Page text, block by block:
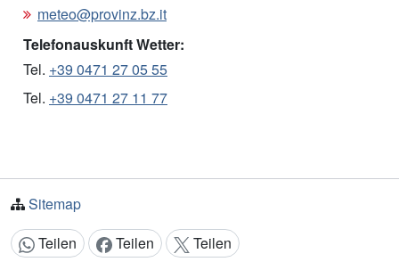
meteo@provinz.bz.it
Telefonauskunft Wetter:
Tel. +39 0471 27 05 55
Tel. +39 0471 27 11 77
Sitemap
Inhalt teilen:
Teilen Teilen Teilen